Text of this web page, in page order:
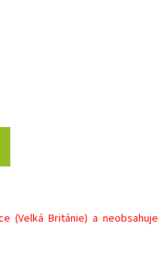
(Velká Británie) a neobsahuje